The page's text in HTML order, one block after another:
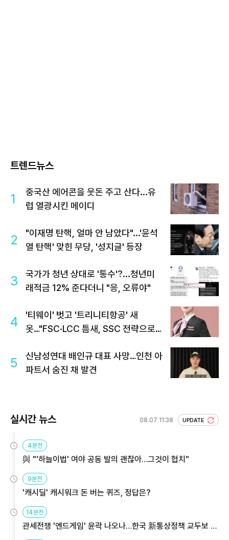
트렌드뉴스
1
중국산 에어콘을 웃돈 주고 산다...유
럽 열광시킨 메이디
2
"이재명 탄핵, 얼마 안 남았다"...'윤석
열 탄핵' 맞힌 무당, '성지글' 등장
3
국가가 청년 상대로 '통수'?...청년미
래적금 12% 준다더니 "응, 오류야"
4
'티웨이' 벗고 '트리니티항공' 새
옷…"FSC·LCC 틈새, SSC 전략으로
5
신남성연대 배인규 대표 사망…인천 아
파트서 숨진 채 발견
실시간 뉴스 08.07 11:38 UPDATE
4분전
與 "'하늘이법' 여야 공동 발의 괜찮아…그것이 협치"
9분전
'캐시딜' 캐시워크 돈 버는 퀴즈, 정답은?
14분전
관세전쟁 '엔드게임' 윤곽 나오나…한국 新통상정책 교두보 활
용해야